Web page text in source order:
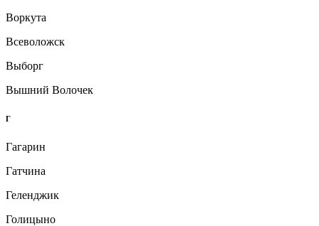
Воркута
Всеволожск
Выборг
Вышний Волочек
Г
Гагарин
Гатчина
Геленджик
Голицыно